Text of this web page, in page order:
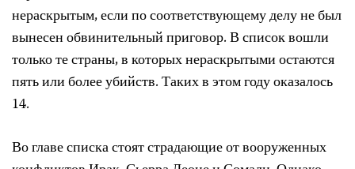
нераскрытым, если по соответствующему делу не был
вынесен обвинительный приговор. В список вошли
только те страны, в которых нераскрытыми остаются
пять или более убийств. Таких в этом году оказалось
14.
Во главе списка стоят страдающие от вооруженных